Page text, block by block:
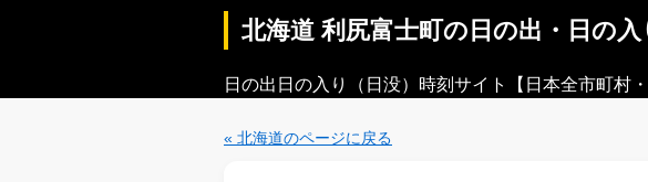
北海道 利尻富士町の日の出・日の
日の出日の入り（日没）時刻サイト【日本全市町村・
« 北海道のページに戻る